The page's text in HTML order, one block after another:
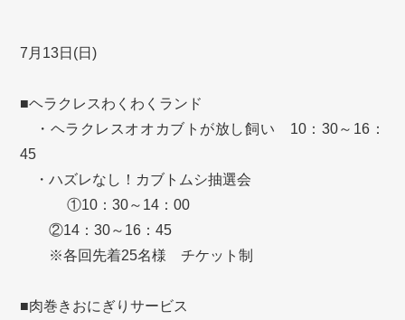
7月13日(日)
■ヘラクレスわくわくランド
・ヘラクレスオオカブトが放し飼い 10：30～16：
45
・ハズレなし！カブトムシ抽選会
①10：30～14：00
②14：30～16：45
※各回先着25名様 チケット制
■肉巻きおにぎりサービス